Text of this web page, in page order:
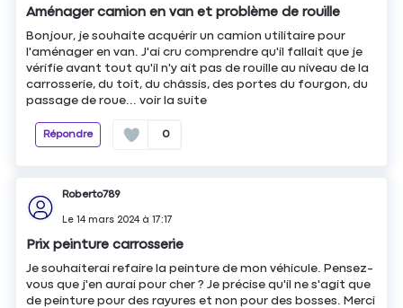
Aménager camion en van et problème de rouille
Bonjour, je souhaite acquérir un camion utilitaire pour
l'aménager en van. J'ai cru comprendre qu'il fallait que je
vérifie avant tout qu'il n'y ait pas de rouille au niveau de la
carrosserie, du toit, du châssis, des portes du fourgon, du
passage de roue...voir la suite
Répondre 0
Roberto789
Le14 mars 2024à17:17
Prix peinture carrosserie
Je souhaiterai refaire la peinture de mon véhicule. Pensez-
vous que j'en aurai pour cher ? Je précise qu'il ne s'agit que
de peinture pour des rayures et non pour des bosses. Merci